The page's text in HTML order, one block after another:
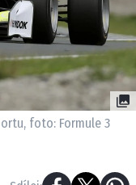
foto: Formule 3